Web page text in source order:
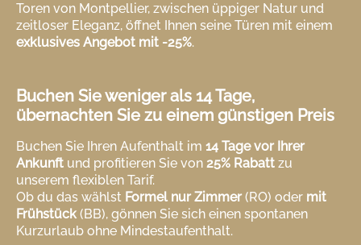
Toren von Montpellier, zwischen üppiger Natur und
zeitloser Eleganz, öffnet Ihnen seine Türen mit einem
exklusives Angebot mit -25%.
Buchen Sie weniger als 14 Tage,
übernachten Sie zu einem günstigen Preis
Buchen Sie Ihren Aufenthalt im 14 Tage vor Ihrer
Ankunft und profitieren Sie von 25% Rabatt zu
unserem flexiblen Tarif.
Ob du das wählst Formel nur Zimmer(RO) oder mit
Frühstück (BB), gönnen Sie sich einen spontanen
Kurzurlaub ohne Mindestaufenthalt.